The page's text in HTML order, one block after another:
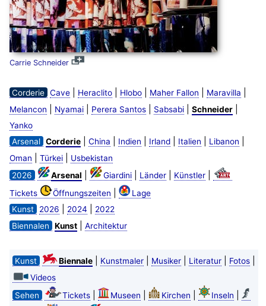
Carrie Schneider
Corderie Cave| Heraclito| Hlobo| Maher Fallon Maravilla
Melancon Nyamai| Perera Santos| Sabsabi| Schneider|
Yanko
Arsenal Corderie| China Indien Irland| Italien Libanon
Oman Türkei|
Usbekistan
2026
Arsenal Giardini| Länder| Künstler|
Tickets Öffnungszeiten
Lage
Kunst
2026 2024
2022
Biennalen
Kunst| Architektur
Kunst Biennale| Kunstmaler| Musiker| Literatur| Fotos|
Videos
Sehen
Tickets| Museen Kirchen Inseln